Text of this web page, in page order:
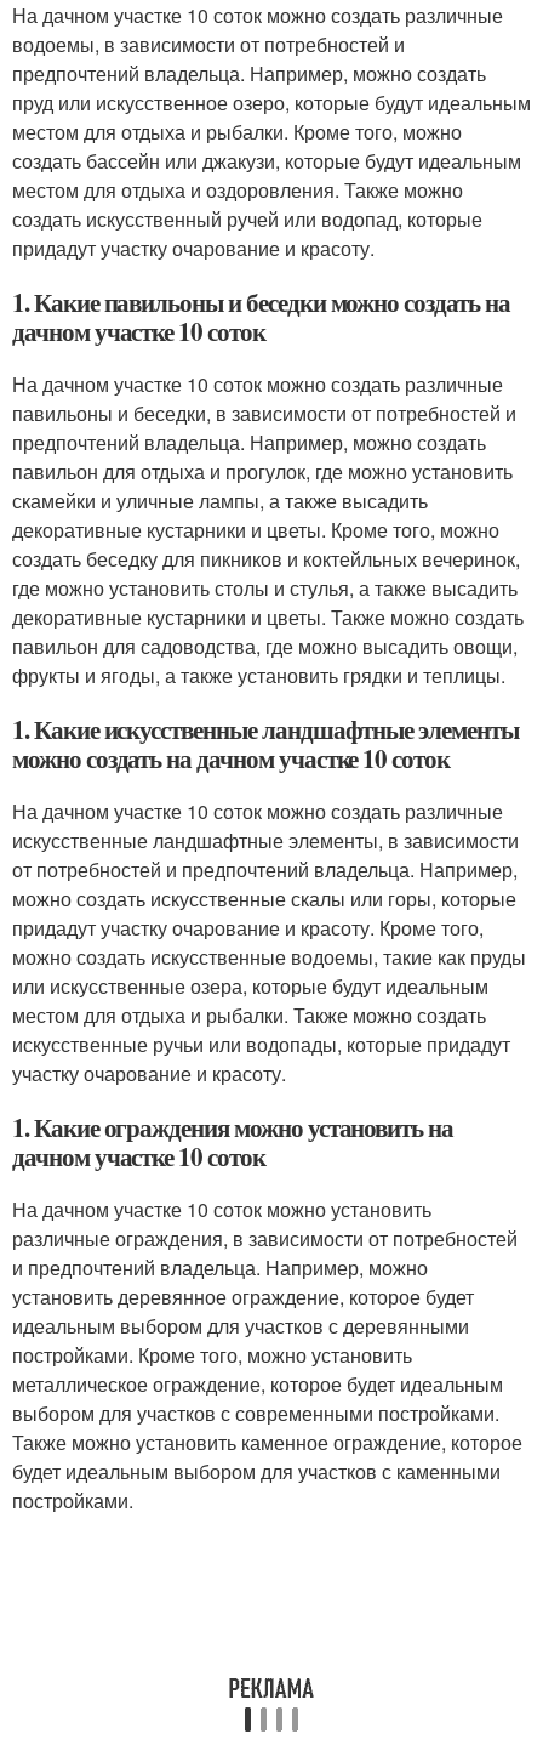
На дачном участке 10 соток можно создать различные
водоемы, в зависимости от потребностей и
предпочтений владельца. Например, можно создать
пруд или искусственное озеро, которые будут идеальным
местом для отдыха и рыбалки. Кроме того, можно
создать бассейн или джакузи, которые будут идеальным
местом для отдыха и оздоровления. Также можно
создать искусственный ручей или водопад, которые
придадут участку очарование и красоту.
1. Какие павильоны и беседки можно создать на
дачном участке 10 соток
На дачном участке 10 соток можно создать различные
павильоны и беседки, в зависимости от потребностей и
предпочтений владельца. Например, можно создать
павильон для отдыха и прогулок, где можно установить
скамейки и уличные лампы, а также высадить
декоративные кустарники и цветы. Кроме того, можно
создать беседку для пикников и коктейльных вечеринок,
где можно установить столы и стулья, а также высадить
декоративные кустарники и цветы. Также можно создать
павильон для садоводства, где можно высадить овощи,
фрукты и ягоды, а также установить грядки и теплицы.
1. Какие искусственные ландшафтные элементы
можно создать на дачном участке 10 соток
На дачном участке 10 соток можно создать различные
искусственные ландшафтные элементы, в зависимости
от потребностей и предпочтений владельца. Например,
можно создать искусственные скалы или горы, которые
придадут участку очарование и красоту. Кроме того,
можно создать искусственные водоемы, такие как пруды
или искусственные озера, которые будут идеальным
местом для отдыха и рыбалки. Также можно создать
искусственные ручьи или водопады, которые придадут
участку очарование и красоту.
1. Какие ограждения можно установить на
дачном участке 10 соток
На дачном участке 10 соток можно установить
различные ограждения, в зависимости от потребностей
и предпочтений владельца. Например, можно
установить деревянное ограждение, которое будет
идеальным выбором для участков с деревянными
постройками. Кроме того, можно установить
металлическое ограждение, которое будет идеальным
выбором для участков с современными постройками.
Также можно установить каменное ограждение, которое
будет идеальным выбором для участков с каменными
постройками.